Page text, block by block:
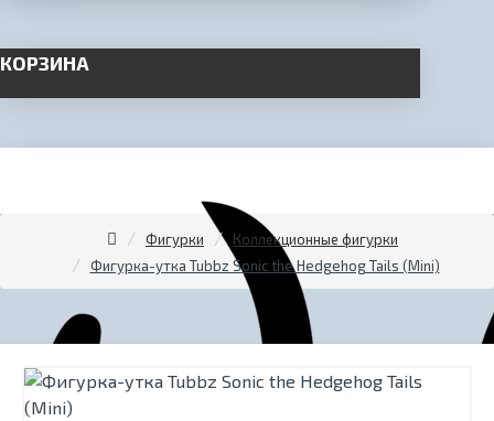
КОРЗИНА
Фигурки
Коллекционные фигурки
Фигурка-утка Tubbz Sonic the Hedgehog Tails (Mini)